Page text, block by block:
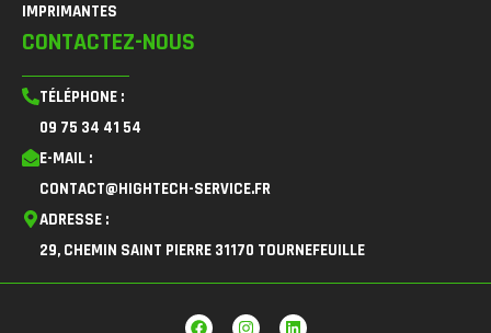
IMPRIMANTES
CONTACTEZ-NOUS
TÉLÉPHONE :
09 75 34 41 54
E-MAIL :
CONTACT@HIGHTECH-SERVICE.FR
ADRESSE :
29, CHEMIN SAINT PIERRE 31170 TOURNEFEUILLE
F I L